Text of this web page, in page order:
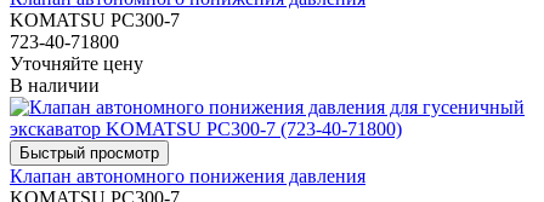
KOMATSU PC300-7
723-40-71800
Уточняйте цену
В наличии
Клапан автономного понижения давления
KOMATSU PC300-7